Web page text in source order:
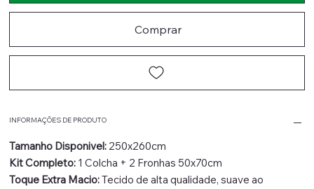
Comprar
INFORMAÇÕES DE PRODUTO
Tamanho Disponivel: 250x260cm
Kit Completo: 1 Colcha + 2 Fronhas 50x70cm
Toque Extra Macio:Tecido de alta qualidade, suave ao